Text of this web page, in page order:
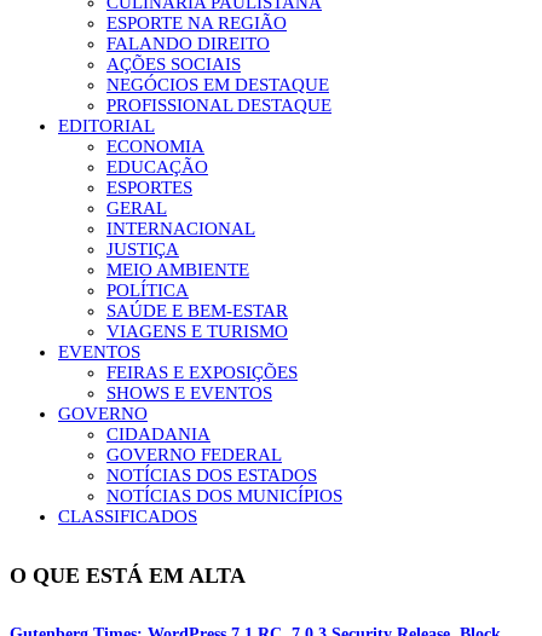
ESPORTE NA REGIÃO
FALANDO DIREITO
AÇÕES SOCIAIS
NEGÓCIOS EM DESTAQUE
PROFISSIONAL DESTAQUE
EDITORIAL
ECONOMIA
EDUCAÇÃO
ESPORTES
GERAL
INTERNACIONAL
JUSTIÇA
MEIO AMBIENTE
POLÍTICA
SAÚDE E BEM-ESTAR
VIAGENS E TURISMO
EVENTOS
FEIRAS E EXPOSIÇÕES
SHOWS E EVENTOS
GOVERNO
CIDADANIA
GOVERNO FEDERAL
NOTÍCIAS DOS ESTADOS
NOTÍCIAS DOS MUNICÍPIOS
CLASSIFICADOS
O QUE ESTÁ EM ALTA